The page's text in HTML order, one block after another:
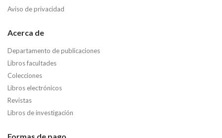
Aviso de privacidad
Acerca de
Departamento de publicaciones
Libros facultades
Colecciones
Libros electrónicos
Revistas
Libros de investigación
Formas de pago